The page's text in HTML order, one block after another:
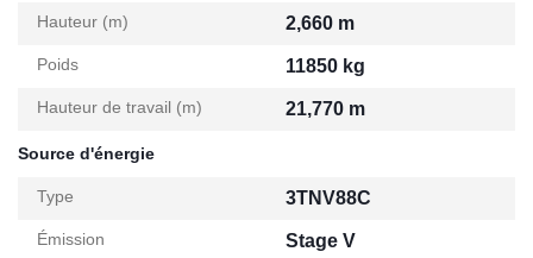
Hauteur (m) 2,660 m
Poids 11850 kg
Hauteur de travail (m) 21,770 m
Source d'énergie
Type 3TNV88C
Émission Stage V